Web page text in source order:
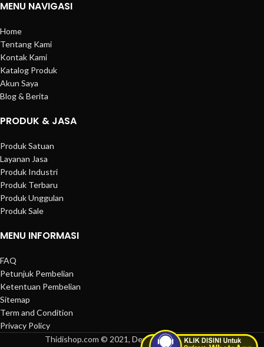
MENU NAVIGASI
Home
Tentang Kami
Kontak Kami
Katalog Produk
Akun Saya
Blog & Berita
PRODUK & JASA
Produk Satuan
Layanan Jasa
Produk Industri
Produk Terbaru
Produk Unggulan
Produk Sale
MENU INFORMASI
FAQ
Petunjuk Pembelian
Ketentuan Pembelian
Sitemap
Term and Condition
Privacy Policy
Thidishop.com © 2021, Developed byThidiweb